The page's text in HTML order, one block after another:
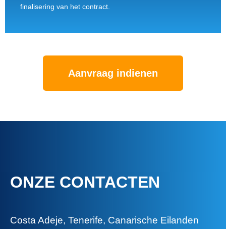
finalisering van het contract.
Aanvraag indienen
ONZE CONTACTEN
Costa Adeje, Tenerife, Canarische Eilanden